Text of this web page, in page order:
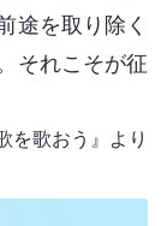
途を取り除く
それこそが征
を歌おう』より